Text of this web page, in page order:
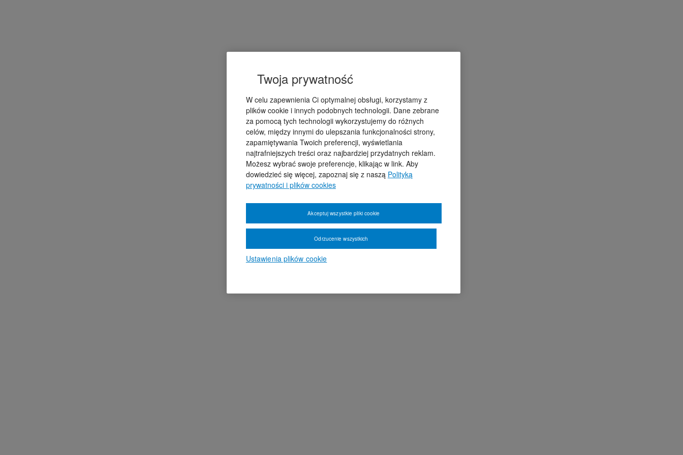
Twoja prywatność
W celu zapewnienia Ci optymalnej obsługi, korzystamy z
plików cookie i innych podobnych technologii. Dane zebrane
za pomocą tych technologii wykorzystujemy do różnych
celów, między innymi do ulepszania funkcjonalności strony,
zapamiętywania Twoich preferencji, wyświetlania
najtrafniejszych treści oraz najbardziej przydatnych reklam.
Możesz wybrać swoje preferencje, klikając w link. Aby
dowiedzieć się więcej, zapoznaj się z naszą Polityką
prywatności i plików cookies
Ustawienia plików cookie
Odrzucenie wszystkich
Akceptuj wszystkie pliki cookie